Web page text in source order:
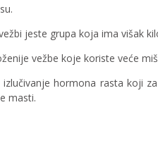
jeste grupa koja ima višak
vežbe koje koriste veće
hormona rasta koji
masti.